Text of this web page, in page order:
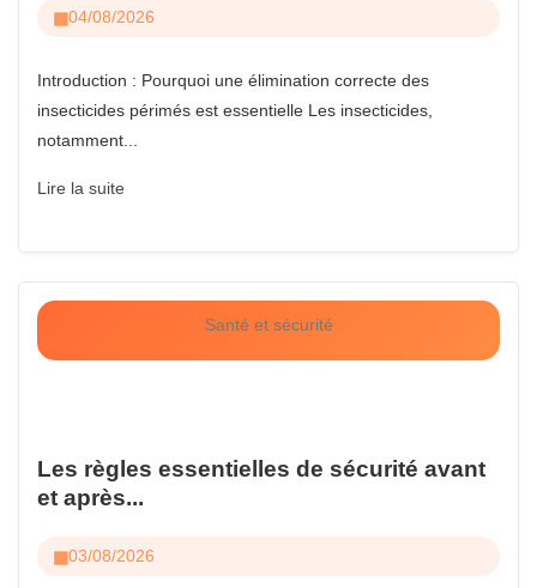
04/08/2026
Introduction : Pourquoi une élimination correcte des
insecticides périmés est essentielle Les insecticides,
notamment...
Lire la suite
Santé et sécurité
Les règles essentielles de sécurité avant
et après...
03/08/2026